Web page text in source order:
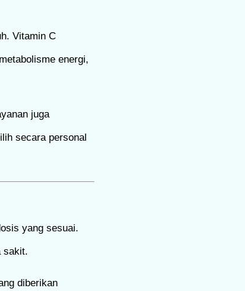
Vitamin C
energi,
juga
secara personal
yang sesuai.
sakit.
diberikan